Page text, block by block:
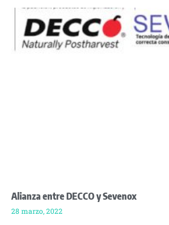
Alianza entre DECCO y Sevenox
28 marzo, 2022